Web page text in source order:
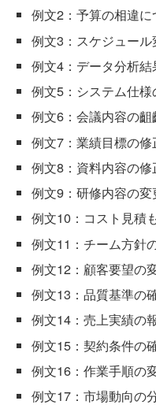
例文2：予算の相違
例文3：スケジュー
例文4：データ分析
例文5：システム仕
例文6：会議内容の
例文7：業績目標の
例文8：資料内容の
例文9：研修内容の
例文10：コスト見積
例文11：チーム方針
例文12：顧客要望の
例文13：品質基準の
例文14：売上実績の
例文15：契約条件の
例文16：作業手順の
例文17：市場動向の